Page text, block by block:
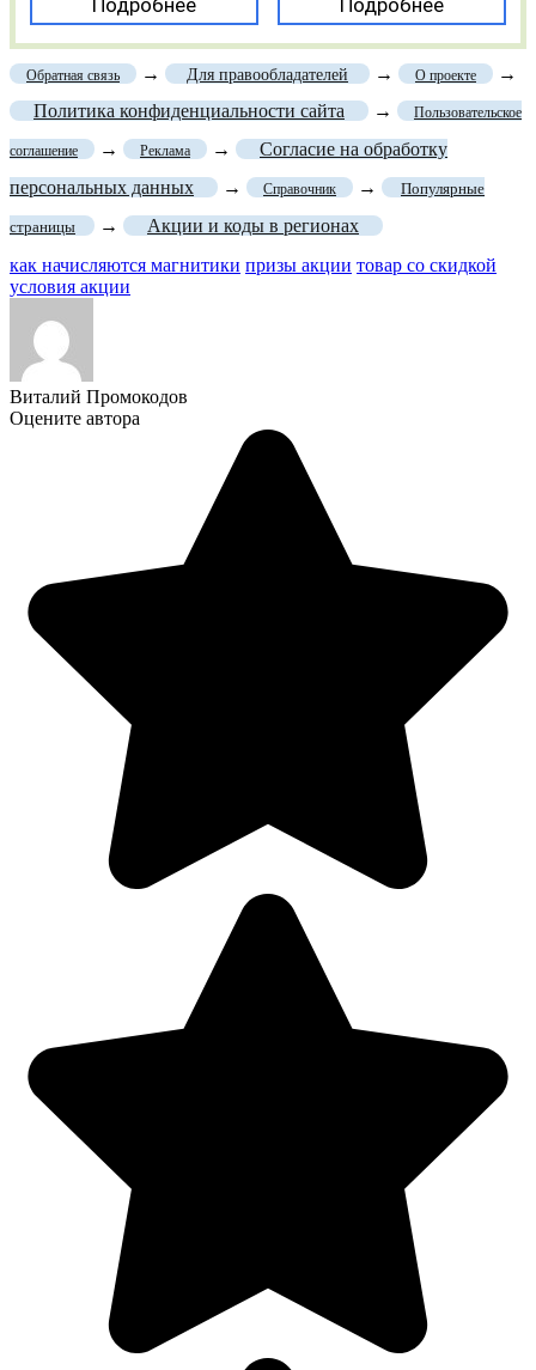
Обратная связь → Для правообладателей → О проекте
→
Политика конфиденциальности сайта
→ Пользовательское
соглашение → Реклама →
Согласие на обработку
персональных данных
→ Справочник → Популярные
страницы →
Акции и коды в регионах
как начисляются магнитики призы акции товар со скидкой
условия акции
Виталий Промокодов
Оцените автора